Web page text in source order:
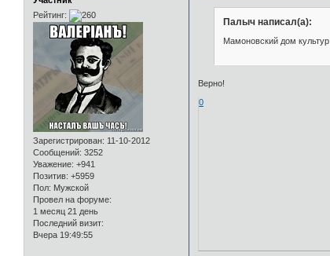
Рейтинг:
Зарегистрирован: 11-10-2012
Сообщений: 3252
Уважение: +941
Позитив: +5959
Пол: Мужской
Провел на форуме:
1 месяц 21 день
Последний визит:
Вчера 19:49:55
Палыч написал(а):
Мамоновский дом культур
Верно!
0